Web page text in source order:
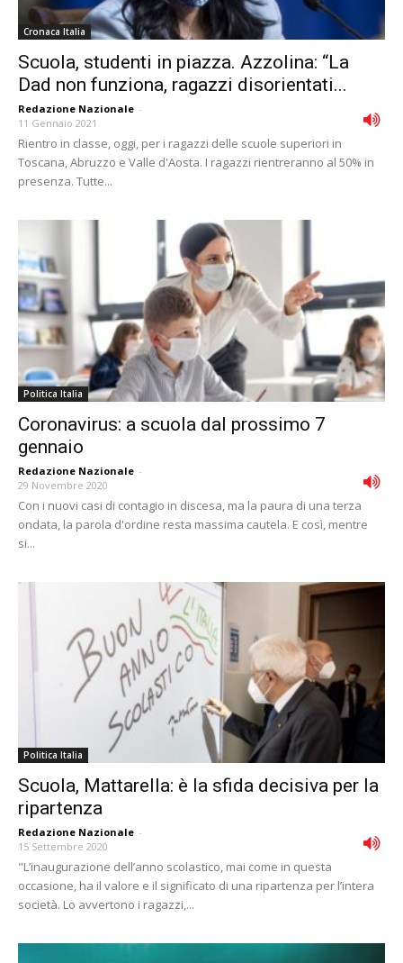
Cronaca Italia
Scuola, studenti in piazza. Azzolina: “La
Dad non funziona, ragazzi disorientati...
Redazione Nazionale -
11 Gennaio 2021
Rientro in classe, oggi, per i ragazzi delle scuole superiori in
Toscana, Abruzzo e Valle d'Aosta. I ragazzi rientreranno al 50% in
presenza. Tutte...
Politica Italia
Coronavirus: a scuola dal prossimo 7
gennaio
Redazione Nazionale -
29 Novembre 2020
Con i nuovi casi di contagio in discesa, ma la paura di una terza
ondata, la parola d'ordine resta massima cautela. E così, mentre
si...
Politica Italia
Scuola, Mattarella: è la sfida decisiva per la
ripartenza
Redazione Nazionale -
15 Settembre 2020
"L’inaugurazione dell’anno scolastico, mai come in questa
occasione, ha il valore e il significato di una ripartenza per l’intera
società. Lo avvertono i ragazzi,...